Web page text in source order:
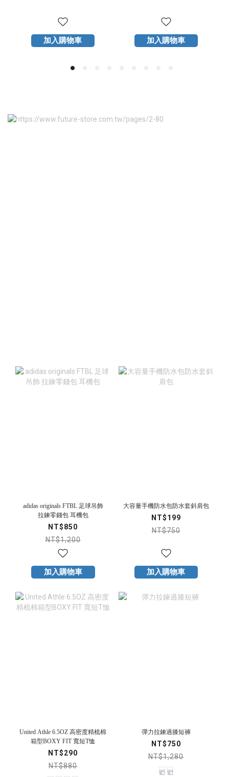
加入購物車 加入購物車
adidas originals FTBL 足球吊飾
拉鍊零錢包 耳機包
NT$850
NT$1,200
加入購物車
大容量手機防水包防水套斜肩包
NT$199
NT$750
加入購物車
United Athle 6.5OZ 高密度精梳棉
箱型BOXY FIT 寬短T恤
NT$290
NT$880
彈力拉鍊過膝短褲
NT$750
NT$1,280